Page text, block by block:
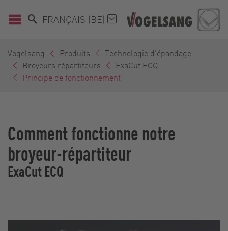
FRANÇAIS (BE)
Vogelsang Produits
Technologie d'épandage
Broyeurs répartiteurs
ExaCut ECQ
Principe de fonctionnement
Comment fonctionne notre
broyeur-répartiteur
ExaCut ECQ